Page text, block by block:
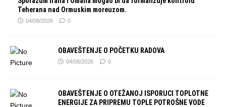
Teherana nad Ormuskim moreuzom.
04/08/2026 0
OBAVEŠTENJE O POČETKU RADOVA
04/08/2026 0
OBAVEŠTENJE O OTEŽANOJ ISPORUCI TOPLOTNE
ENERGIJE ZA PRIPREMU TOPLE POTROŠNE VODE